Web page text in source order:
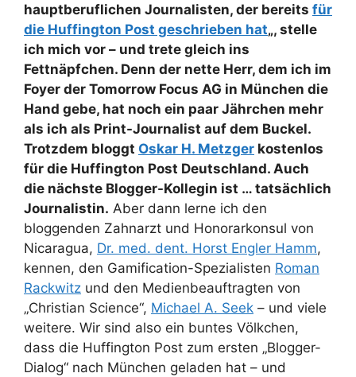
hauptberuflichen Journalisten, der bereits für
die Huffington Post geschrieben hat„, stelle
ich mich vor – und trete gleich ins
Fettnäpfchen. Denn der nette Herr, dem ich im
Foyer der Tomorrow Focus AG in München die
Hand gebe, hat noch ein paar Jährchen mehr
als ich als Print-Journalist auf dem Buckel.
Trotzdem bloggt Oskar H. Metzger kostenlos
für die Huffington Post Deutschland. Auch
die nächste Blogger-Kollegin ist … tatsächlich
Journalistin. Aber dann lerne ich den
bloggenden Zahnarzt und Honorarkonsul von
Nicaragua, Dr. med. dent. Horst Engler Hamm,
kennen, den Gamification-Spezialisten Roman
Rackwitz und den Medienbeauftragten von
„Christian Science“, Michael A. Seek – und viele
weitere. Wir sind also ein buntes Völkchen,
dass die Huffington Post zum ersten „Blogger-
Dialog“ nach München geladen hat – und